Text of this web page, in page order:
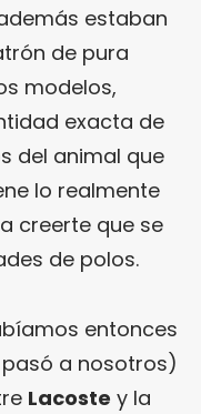
estaban
de pura
modelos,
exacta de
del animal que
lo realmente
creerte que se
de polos.
entonces
a nosotros)
Lacoste y la